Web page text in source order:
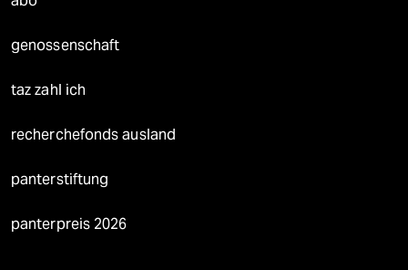
genossenschaft
taz zahl ich
recherchefonds ausland
panterstiftung
panterpreis 2026